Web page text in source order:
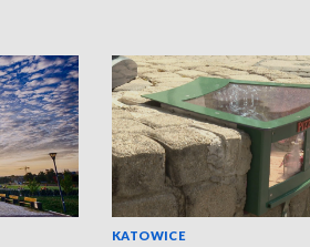
KATOWICE